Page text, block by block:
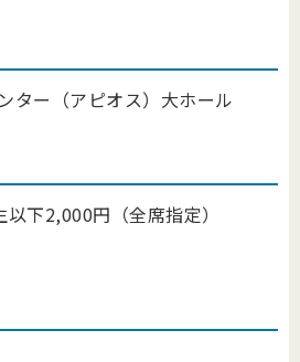
ター（アピオス）大ホール
下2,000円（全席指定）